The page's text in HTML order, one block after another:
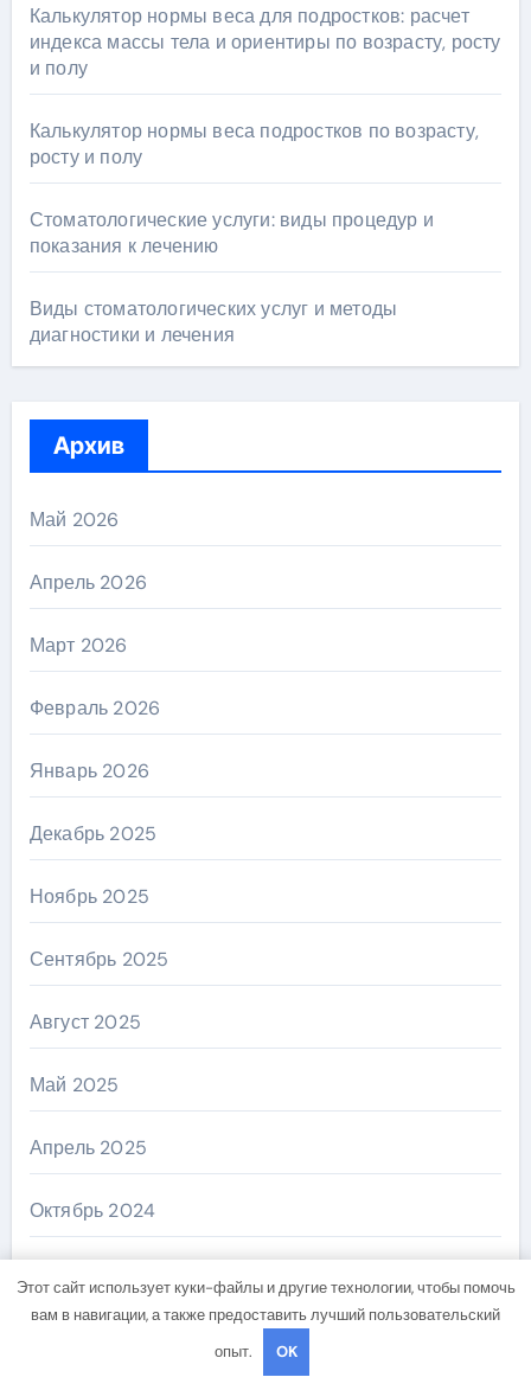
Калькулятор нормы веса для подростков: расчет
индекса массы тела и ориентиры по возрасту, росту
и полу
Калькулятор нормы веса подростков по возрасту,
росту и полу
Стоматологические услуги: виды процедур и
показания к лечению
Виды стоматологических услуг и методы
диагностики и лечения
Архив
Май 2026
Апрель 2026
Март 2026
Февраль 2026
Январь 2026
Декабрь 2025
Ноябрь 2025
Сентябрь 2025
Август 2025
Май 2025
Апрель 2025
Октябрь 2024
Этот сайт использует куки-файлы и другие технологии, чтобы помочь
вам в навигации, а также предоставить лучший пользовательский
опыт.
OK